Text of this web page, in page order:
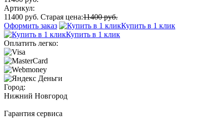
Артикул:
11400 руб. Старая цена:11400 руб.
Оформить заказ
Купить в 1 клик
Купить в 1 клик
Оплатить легко:
Город:
Нижний Новгород
Гарантия сервиса